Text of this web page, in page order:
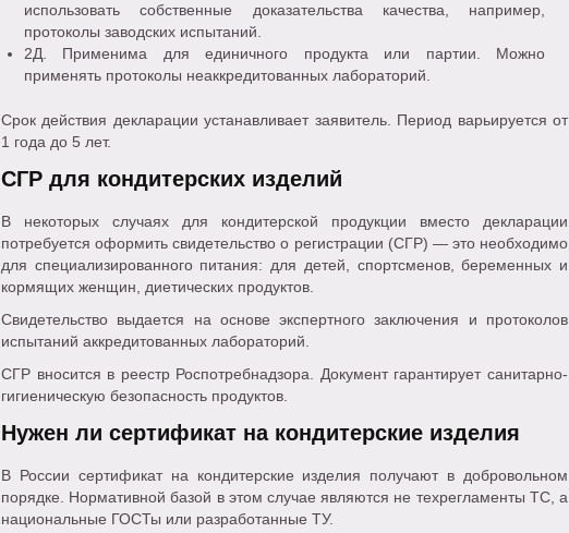
использовать собственные доказательства качества, например,
протоколы заводских испытаний.
2Д. Применима для единичного продукта или партии. Можно
применять протоколы неаккредитованных лабораторий.
Срок действия декларации устанавливает заявитель. Период варьируется от
1 года до 5 лет.
СГР для кондитерских изделий
В некоторых случаях для кондитерской продукции вместо декларации
потребуется оформить свидетельство о регистрации (СГР) — это необходимо
для специализированного питания: для детей, спортсменов, беременных и
кормящих женщин, диетических продуктов.
Свидетельство выдается на основе экспертного заключения и протоколов
испытаний аккредитованных лабораторий.
СГР вносится в реестр Роспотребнадзора. Документ гарантирует санитарно-
гигиеническую безопасность продуктов.
Нужен ли сертификат на кондитерские изделия
В России сертификат на кондитерские изделия получают в добровольном
порядке. Нормативной базой в этом случае являются не техрегламенты ТС, а
национальные ГОСТы или разработанные ТУ.